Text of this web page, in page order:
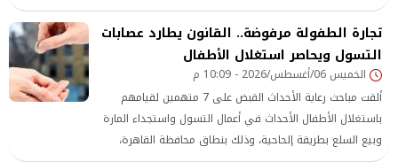
تجارة الطفولة مرفوضة.. القانون يطارد عصابات
التسول ويحاصر استغلال الأطفال
الخميس 06/أغسطس/2026 - 10:09 م
ألقت مباحث رعاية الأحداث القبض على 7 متهمين لقيامهم
باستغلال الأطفال الأحداث في أعمال التسول واستجداء المارة
وبيع السلع بطريقة إلحاحية، وذلك بنطاق محافظة القاهرة،